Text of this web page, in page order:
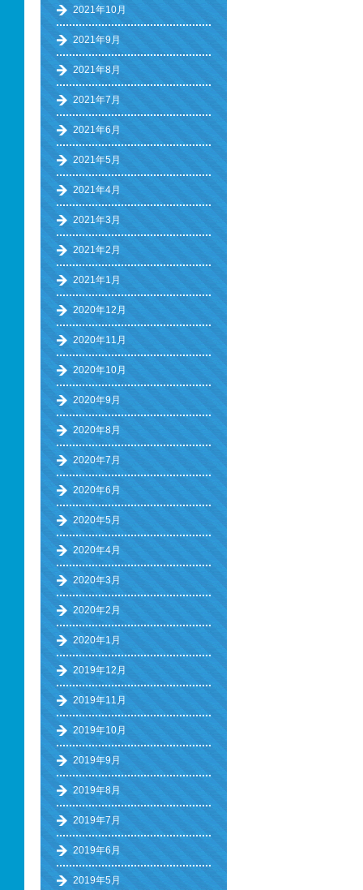
2021年10月
2021年9月
2021年8月
2021年7月
2021年6月
2021年5月
2021年4月
2021年3月
2021年2月
2021年1月
2020年12月
2020年11月
2020年10月
2020年9月
2020年8月
2020年7月
2020年6月
2020年5月
2020年4月
2020年3月
2020年2月
2020年1月
2019年12月
2019年11月
2019年10月
2019年9月
2019年8月
2019年7月
2019年6月
2019年5月